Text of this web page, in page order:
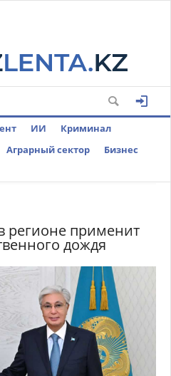
ИИ
Криминал
Аграрный сектор
Бизнес
регионе применит
дождя